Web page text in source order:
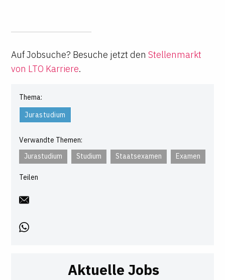
Auf Jobsuche? Besuche jetzt den Stellenmarkt
von LTO Karriere.
Thema:
Jurastudium
Verwandte Themen:
Jurastudium
Studium Staatsexamen Examen
Teilen
Aktuelle Jobs